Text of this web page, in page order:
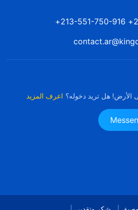
الأرض! هل تريد دخوله؟ اعرف المزيد